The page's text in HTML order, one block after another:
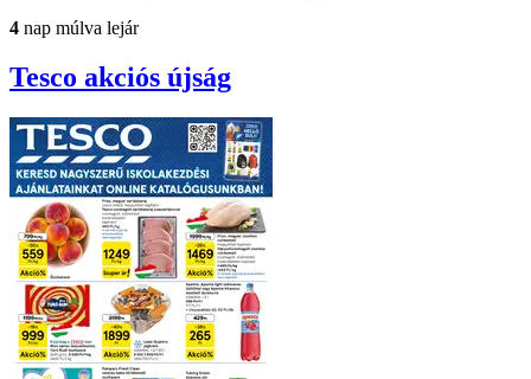
4 nap múlva lejár
Tesco akciós újság